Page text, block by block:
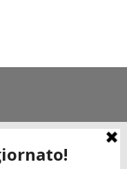
visto,